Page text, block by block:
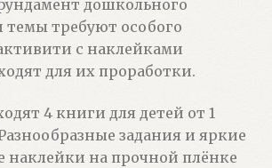
дошкольного
темы требуют особого
с наклейками
для их проработки.
4 книги для детей от 1
задания и яркие
наклейки на прочной плёнке